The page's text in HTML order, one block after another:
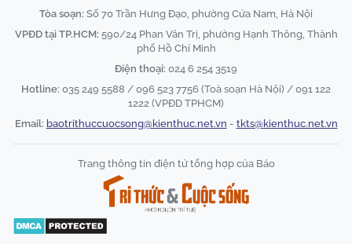
Tòa soạn: Số 70 Trần Hưng Đạo, phường Cửa Nam, Hà Nội
VPĐD tại TP.HCM: 590/24 Phan Văn Trị, phường Hạnh Thông, Thành
phố Hồ Chí Minh
Điện thoại: 024 6 254 3519
Hotline: 035 249 5588 / 096 523 7756 (Toà soạn Hà Nội) / 091 122
1222 (VPĐD TPHCM)
Email: baotrithuccuocsong@kienthuc.net.vn - tkts@kienthuc.net.vn
Trang thông tin điện tử tổng hợp của Báo